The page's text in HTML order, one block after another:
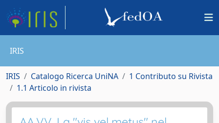
IRIS
IRIS Catalogo Ricerca UniNA
1 Contributo su Rivista
1.1 Articolo in rivista